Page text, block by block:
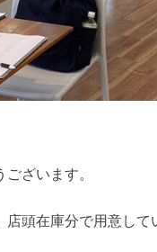
ざいます。
頭在庫分で用意して